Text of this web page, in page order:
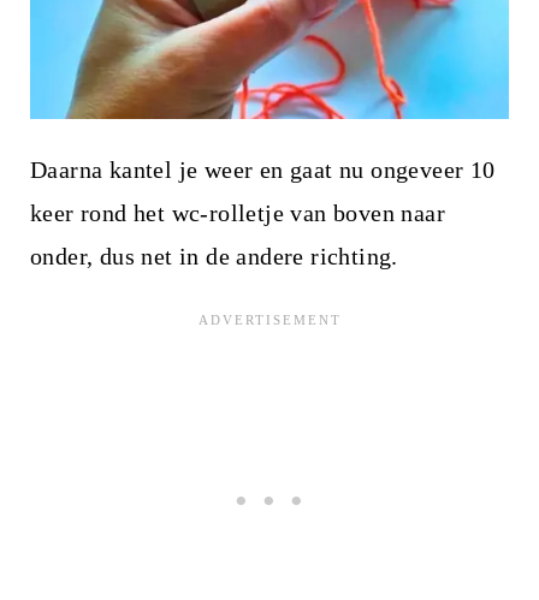
Daarna kantel je weer en gaat nu ongeveer 10
keer rond het wc-rolletje van boven naar
onder, dus net in de andere richting.